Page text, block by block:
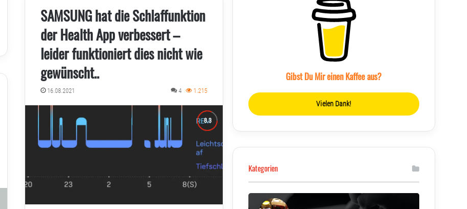
SAMSUNG hat die Schlaffunktion
der Health App verbessert –
leider funktioniert dies nicht wie
gewünscht..
16.08.2021 4 1.215
Gibst Du Mir einen Kaffee aus?
Vielen Dank!
Kategorien